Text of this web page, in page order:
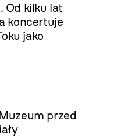
Od kilku lat
koncertuje
jako
przed